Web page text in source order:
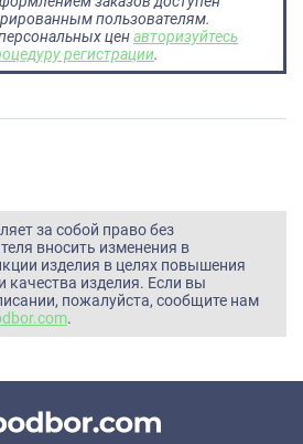
пользователям.
ценавторизуйтесь
регистрации.
за собой право без
вносить изменения в
изделия в целях повышения
качества изделия. Если вы
пожалуйста, сообщите нам
.